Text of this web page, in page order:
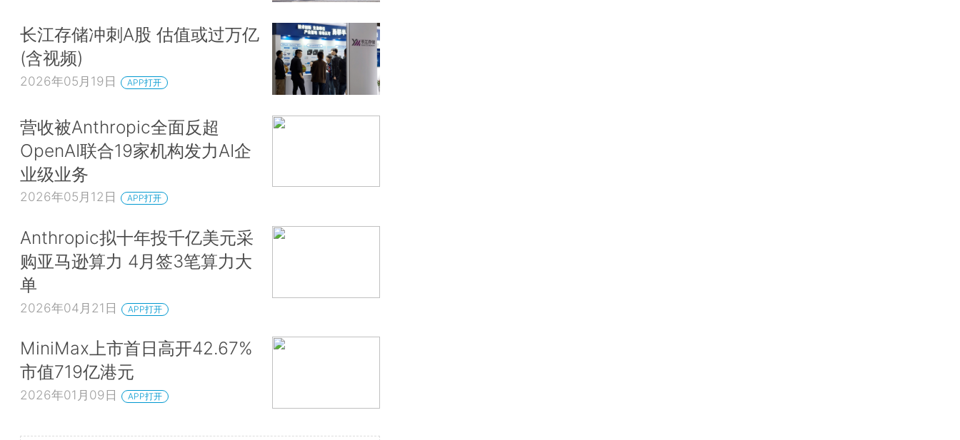
长江存储冲刺A股 估值或过万亿
(含视频)
2026年05月19日 APP打开
营收被Anthropic全面反超
OpenAI联合19家机构发力AI企
业级业务
2026年05月12日 APP打开
Anthropic拟十年投千亿美元采
购亚马逊算力 4月签3笔算力大
单
2026年04月21日 APP打开
MiniMax上市首日高开42.67%
市值719亿港元
2026年01月09日 APP打开